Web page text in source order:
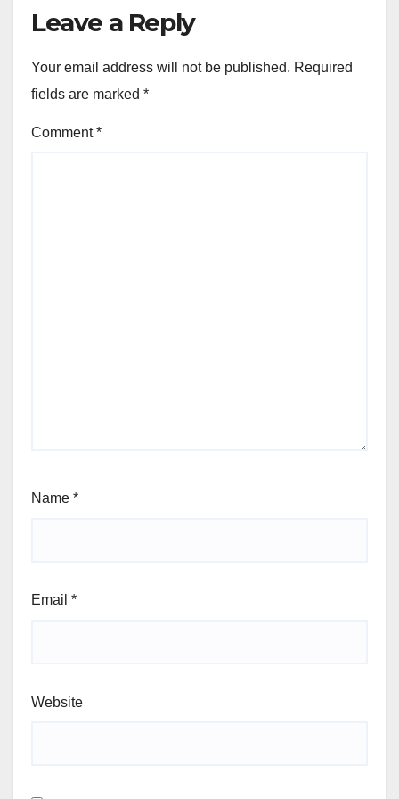
Leave a Reply
Your email address will not be published. Required
fields are marked *
Comment*
Name *
Email *
Website